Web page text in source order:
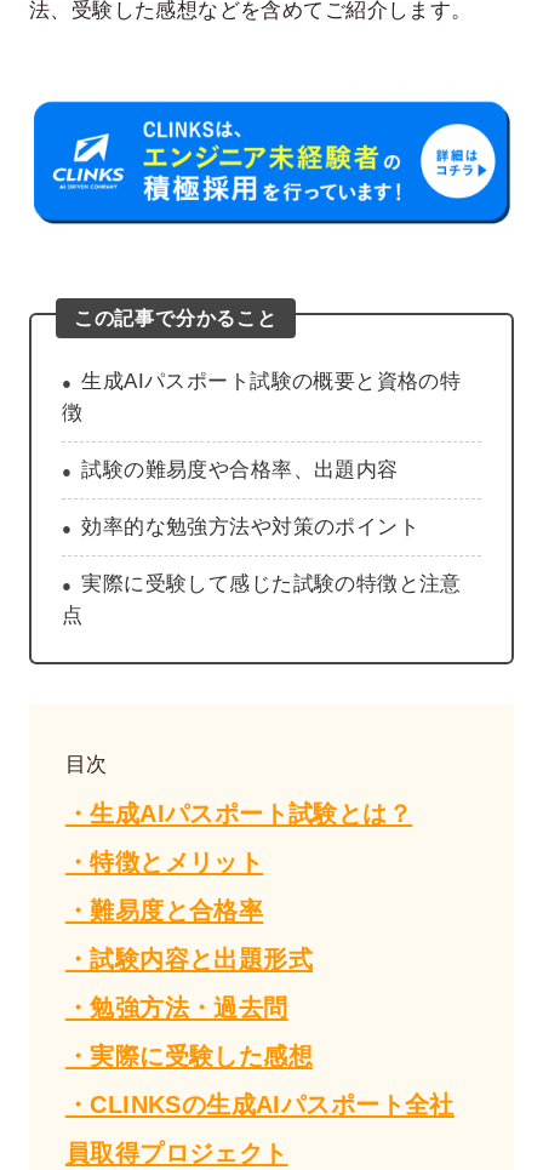
法、受験した感想などを含めてご紹介します。
この記事で分かること
生成AIパスポート試験の概要と資格の特
徴
試験の難易度や合格率、出題内容
効率的な勉強方法や対策のポイント
実際に受験して感じた試験の特徴と注意
点
目次
・生成AIパスポート試験とは？
・特徴とメリット
・難易度と合格率
・試験内容と出題形式
・勉強方法・過去問
・実際に受験した感想
・CLINKSの生成AIパスポート全社
員取得プロジェクト